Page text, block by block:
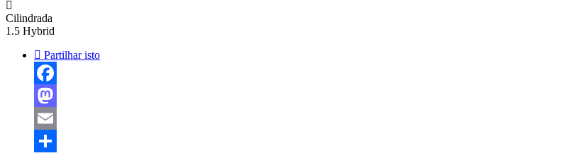
Cilindrada
1.5 Hybrid
Partilhar isto
Facebook
Mastodon
Email